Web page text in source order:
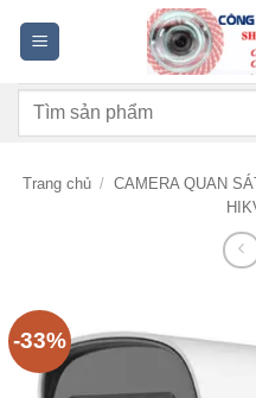
dung
Tìm
Trang chủ / CAMERA QUAN
-33%